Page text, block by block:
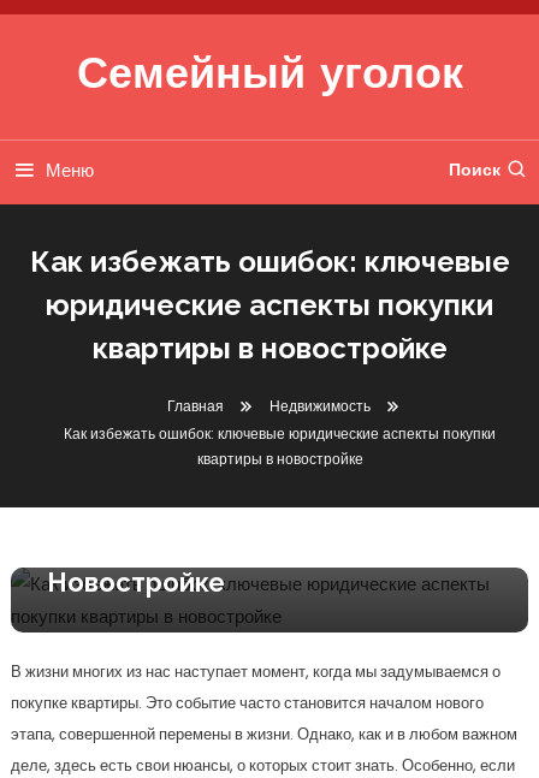
Перейти к содержимому
Семейный уголок
Меню Поиск
Как избежать ошибок: ключевые
юридические аспекты покупки
квартиры в новостройке
Главная
Недвижимость
Как избежать ошибок: ключевые юридические аспекты покупки
квартиры в новостройке
21 февраля 2025 btg2010_ru
Ключевые Юридические
Новостройке
В жизни многих из нас наступает момент, когда мы задумываемся о
покупке квартиры. Это событие часто становится началом нового
этапа, совершенной перемены в жизни. Однако, как и в любом важном
деле, здесь есть свои нюансы, о которых стоит знать. Особенно, если